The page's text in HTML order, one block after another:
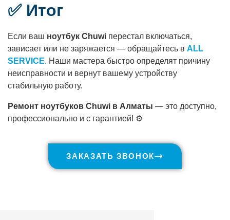
✅ Итог
Если ваш ноутбук Chuwi перестал включаться,
зависает или не заряжается — обращайтесь в ALL
SERVICE. Наши мастера быстро определят причину
неисправности и вернут вашему устройству
стабильную работу.
Ремонт ноутбуков Chuwi в Алматы — это доступно,
профессионально и с гарантией! ⚙️
ЗАКАЗАТЬ ЗВОНОК